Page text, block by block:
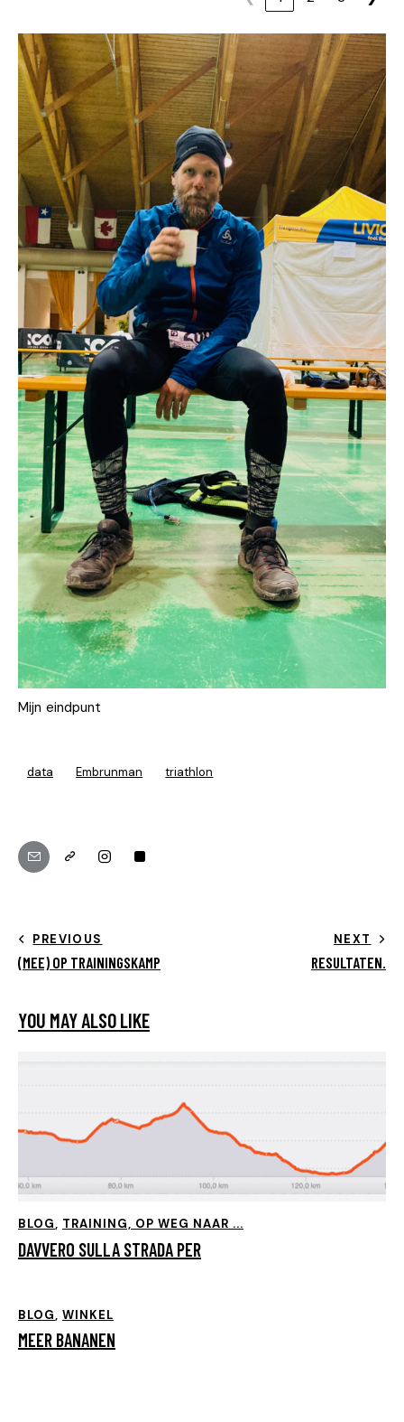
Mijn eindpunt
data Embrunman triathlon
PREVIOUS
(MEE) OP TRAININGSKAMP
NEXT
RESULTATEN.
YOU MAY ALSO LIKE
BLOG, TRAINING, OP WEG NAAR ...
DAVVERO SULLA STRADA PER
BLOG, WINKEL
MEER BANANEN